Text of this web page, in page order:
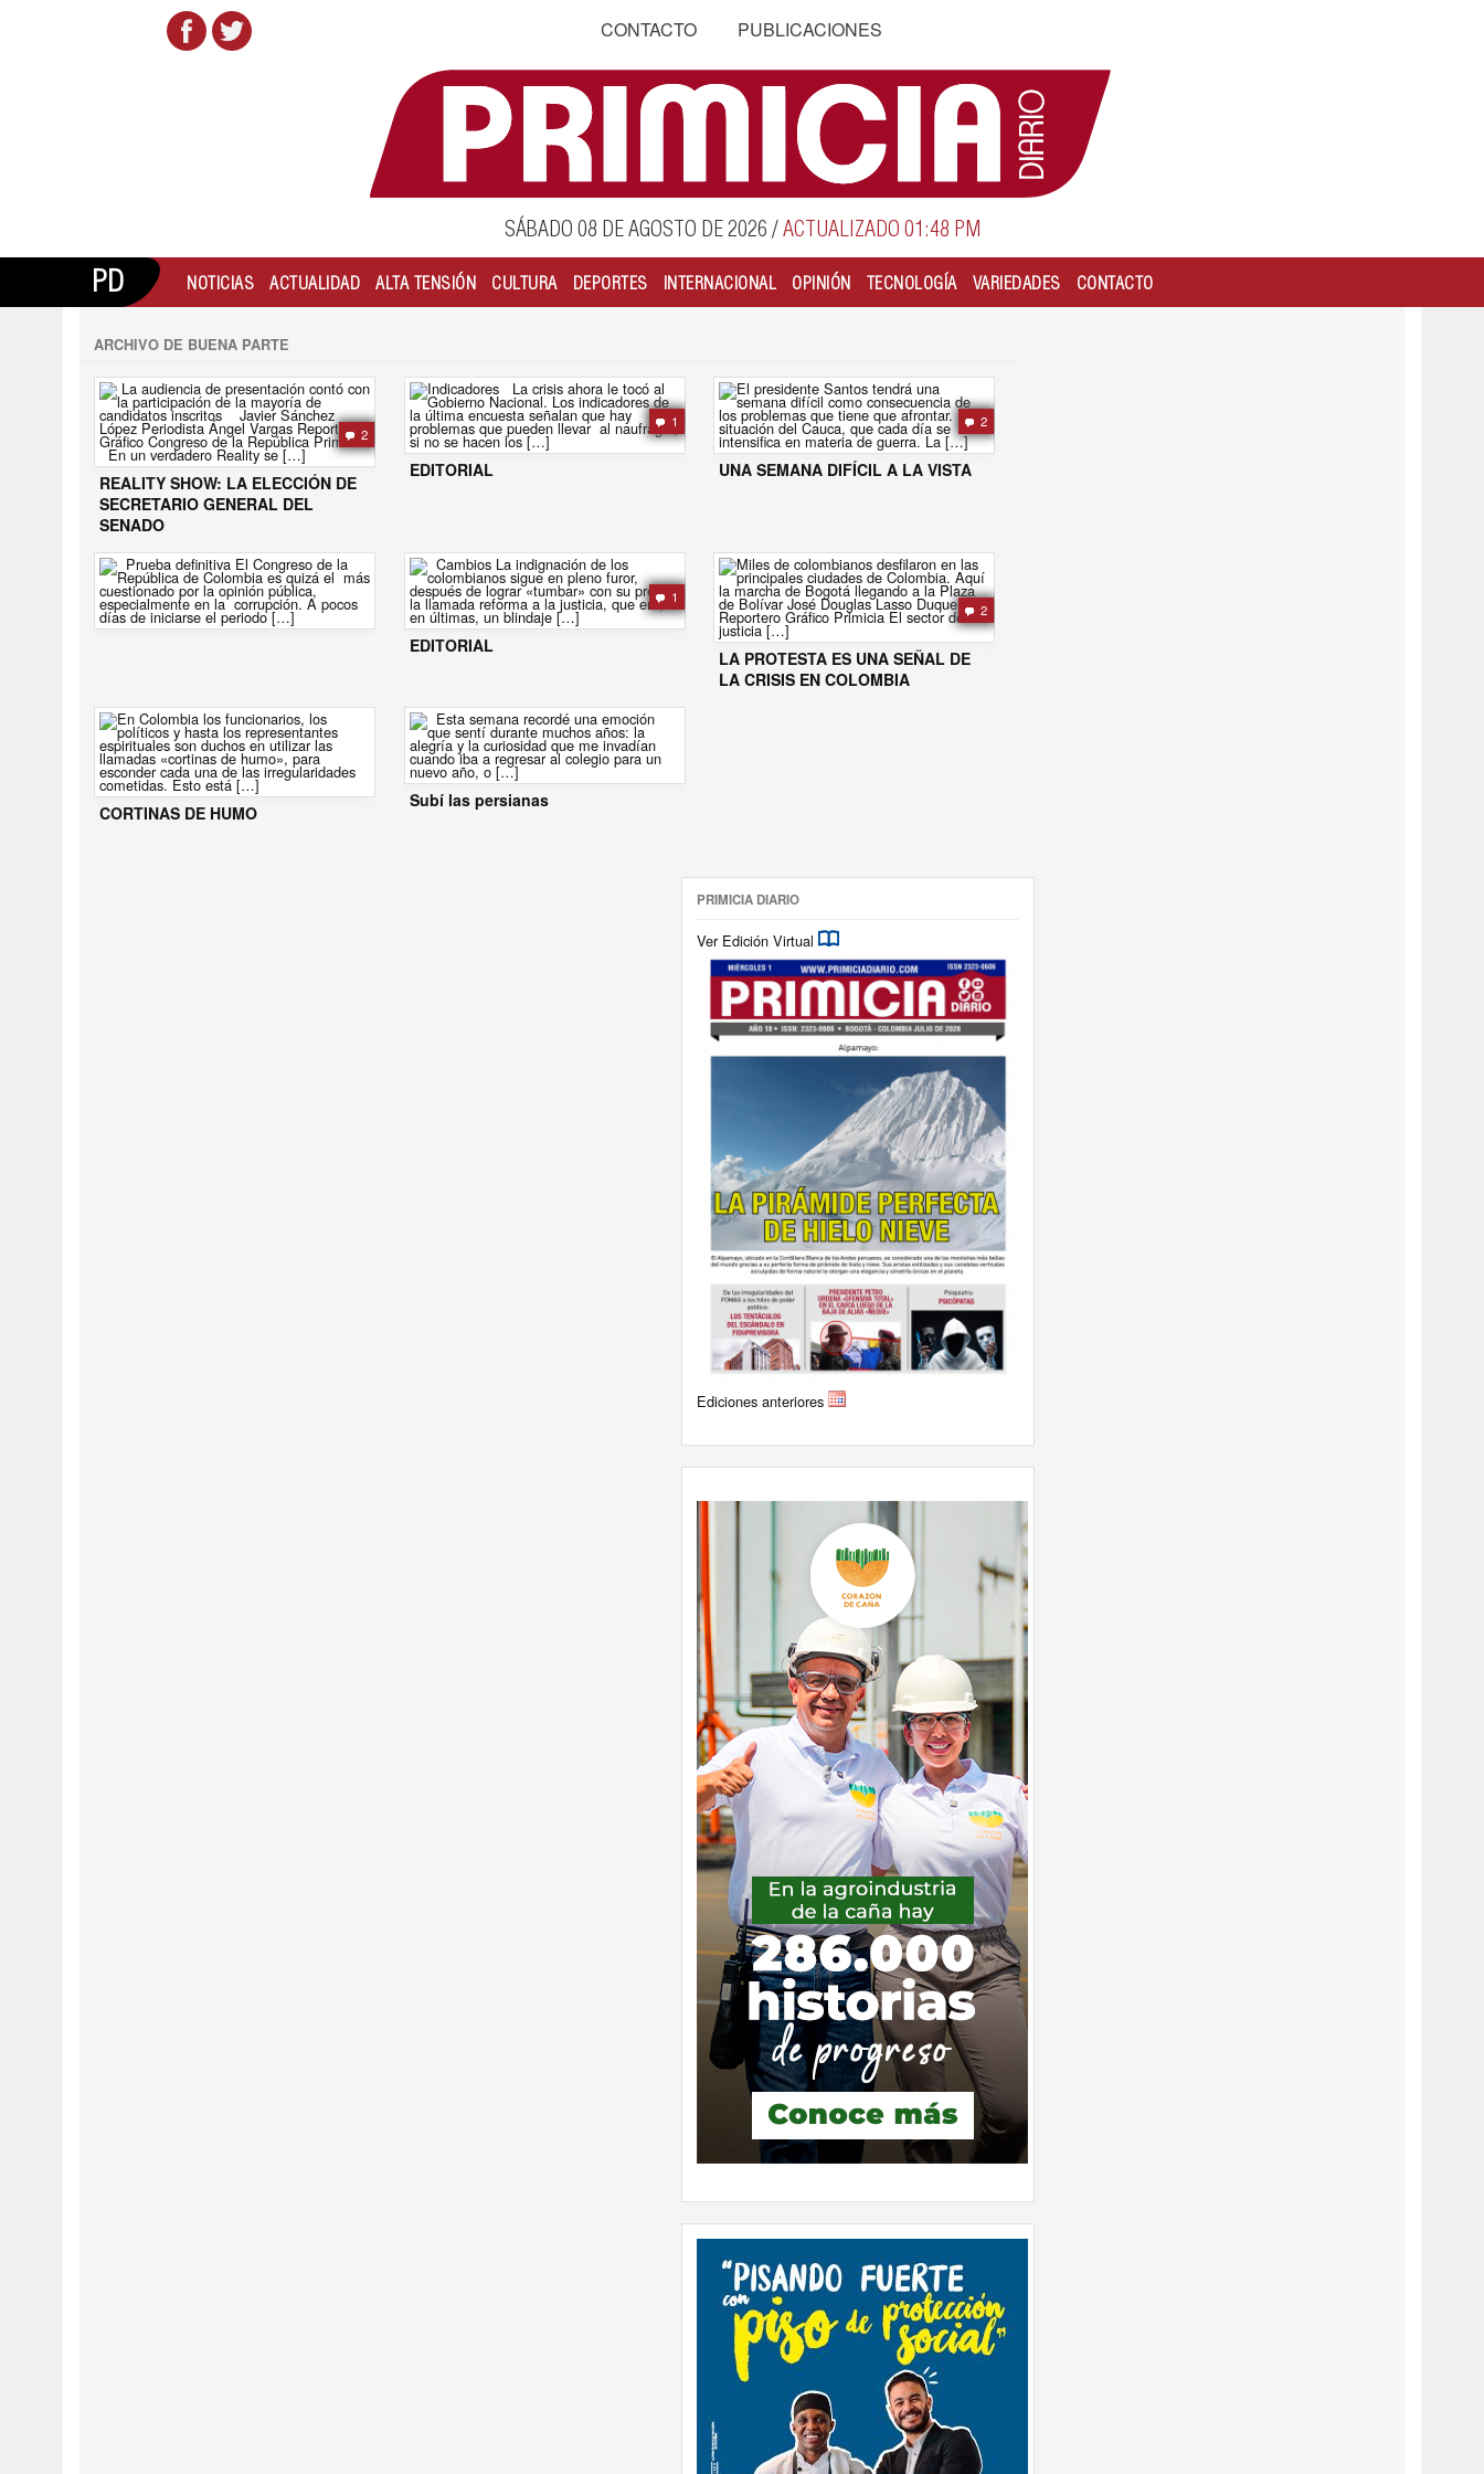
CONTACTO PUBLICACIONES
SÁBADO 08 DE AGOSTO DE 2026 /ACTUALIZADO 01:48 PM
PD NOTICIAS ACTUALIDAD ALTA TENSIÓN CULTURA DEPORTES INTERNACIONAL OPINIÓN TECNOLOGÍA VARIEDADES CONTACTO
ARCHIVO DE BUENA PARTE
2
REALITY SHOW: LA ELECCIÓN DE
SECRETARIO GENERAL DEL
SENADO
1
EDITORIAL
2
UNA SEMANA DIFÍCIL A LA VISTA
1
EDITORIAL
2
LA PROTESTA ES UNA SEÑAL DE
LA CRISIS EN COLOMBIA
CORTINAS DE HUMO
Subí las persianas
PRIMICIA DIARIO
Ver Edición Virtual
Ediciones anteriores